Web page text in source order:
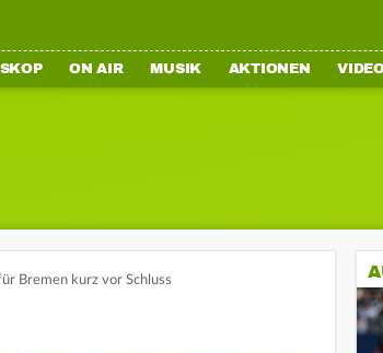
ON AIR MUSIK AKTIONEN
Bremen kurz vor Schluss